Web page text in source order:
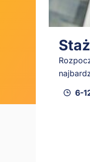
6-